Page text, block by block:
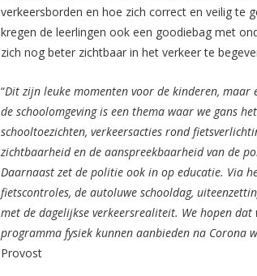
verkeersborden en hoe zich correct en veilig te
kregen de leerlingen ook een goodiebag met
zich nog beter zichtbaar in het verkeer te
“Dit zijn leuke momenten voor de kinderen, maar
de schoolomgeving is een thema waar we gans
schooltoezichten, verkeersacties rond
zichtbaarheid en de aanspreekbaarheid van de
Daarnaast zet de politie ook in op educatie. Via
fietscontroles, de autoluwe schooldag,
met de dagelijkse verkeersrealiteit. We hopen
programma fysiek kunnen aanbieden na Corona
Provost